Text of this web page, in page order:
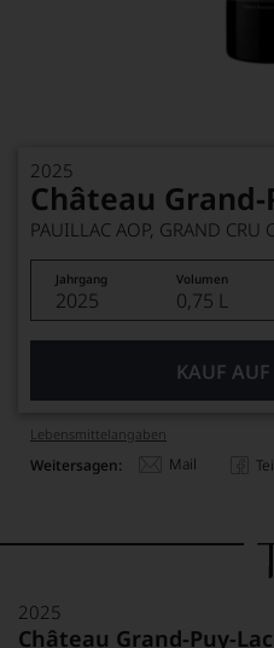
2025
Château
PAUILLAC AOP, GRAND CRU
Jahrgang Volumen
2025 0,75 L
KAUF
Lebensmittel­angaben
Weitersagen: Mail
2025
Château Grand-Puy-